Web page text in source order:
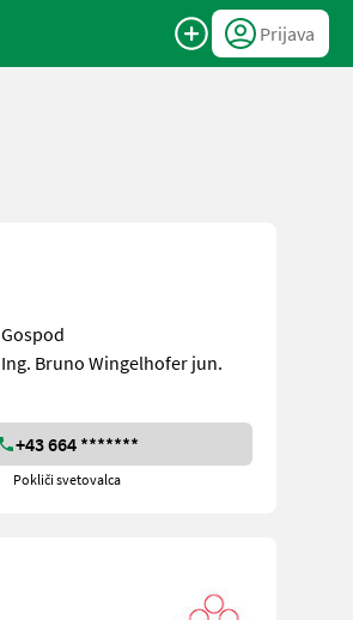
Prijava
Gospod
Ing. Bruno Wingelhofer jun.
+43 664 *******
Pokliči svetovalca